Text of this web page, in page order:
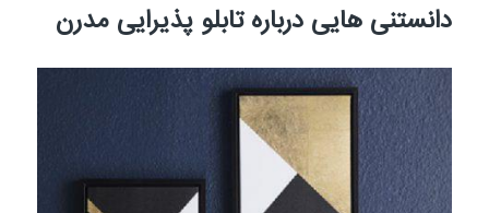
دانستنی هایی درباره تابلو پذیرایی مدرن